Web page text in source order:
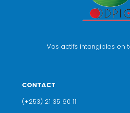
Vos actifs intangibles en
CONTACT
(+253) 21 35 60 11